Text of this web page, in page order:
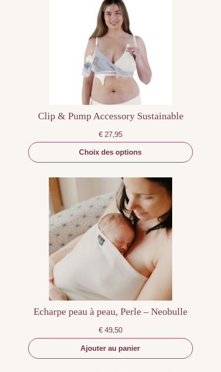
Clip & Pump Accessory Sustainable
€ 27,95
Choix des options
plusieurs
variations.
Les
options
choisies
sur
la
page
produit
Echarpe peau à peau, Perle – Neobulle
€ 49,50
Ajouter au panier